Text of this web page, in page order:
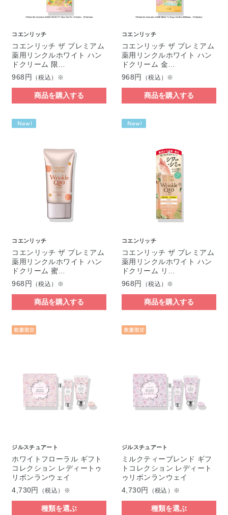
コエンリッチ
コエンリッチ ザ プレミアム
薬用リンクルホワイト ハン
ドクリーム 限…
968円
（税込）※
商品を購入する
コエンリッチ
コエンリッチ ザ プレミアム
薬用リンクルホワイト ハン
ドクリーム 金…
968円
（税込）※
商品を購入する
コエンリッチ
コエンリッチ ザ プレミアム
薬用リンクルホワイト ハン
ドクリーム 蜜…
968円
（税込）※
商品を購入する
コエンリッチ
コエンリッチ ザ プレミアム
薬用リンクルホワイト ハン
ドクリーム リ…
968円
（税込）※
商品を購入する
ジルスチュアート
ホワイトフローラル ギフト
コレクション レディートゥ
リボンランウェイ
4,730円
（税込）※
種類を選ぶ
ジルスチュアート
ミルクティーブレンド ギフ
トコレクション レディート
ゥリボンランウェイ
4,730円
（税込）※
種類を選ぶ